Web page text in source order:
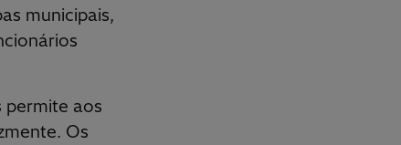
municipais,
permite aos
Os